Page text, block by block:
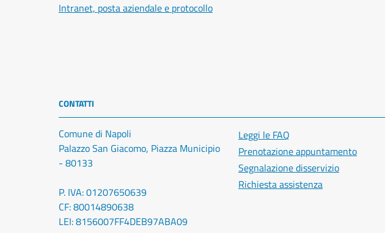
Intranet, posta aziendale e protocollo
CONTATTI
Comune di Napoli
Palazzo San Giacomo, Piazza Municipio
- 80133
P. IVA: 01207650639
CF: 80014890638
LEI: 8156007FF4DEB97ABA09
Leggi le FAQ
Prenotazione appuntamento
Segnalazione disservizio
Richiesta assistenza